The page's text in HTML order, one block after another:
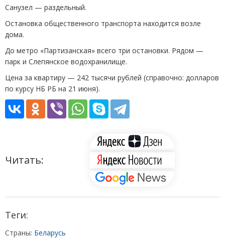
Санузел — раздельный.
Остановка общественного транспорта находится возле
дома.
До метро «Партизанская» всего три остановки. Рядом —
парк и Слепянское водохранилище.
Цена за квартиру — 242 тысячи рублей (справочно: долларов
по курсу НБ РБ на 21 июня).
Читать:
Теги:
Страны: Беларусь